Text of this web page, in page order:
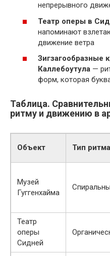
непрерывного
Театр оперы в
напоминают
движение ветра
Зигзагообразные
Каллебоутула —
форм, которая
Таблица.
ритму и движению в
Объект Тип ритма
Музей
Гуггенхайма
Театр
оперы
Сидней